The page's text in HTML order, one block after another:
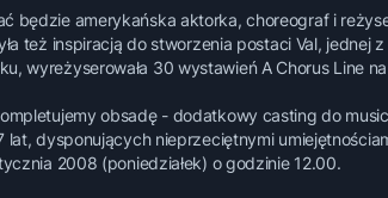
będzie amerykańska aktorka, choreograf i
też inspiracją do stworzenia postaci Val, jednej
wyreżyserowała 30 wystawień A Chorus Line
obsadę - dodatkowy casting do
lat, dysponujących nieprzeciętnymi
2008 (poniedziałek) o godzinie 12.00.